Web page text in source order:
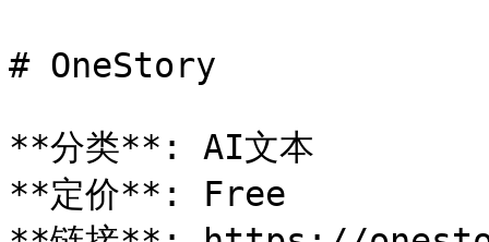
# OneStory
**分类**: AI文本
**定价**: Free